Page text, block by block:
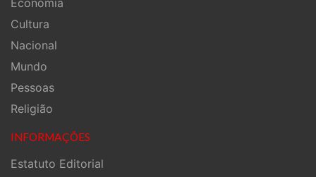
Economia
Cultura
Nacional
Mundo
Pessoas
Religião
INFORMAÇÕES
Estatuto Editorial